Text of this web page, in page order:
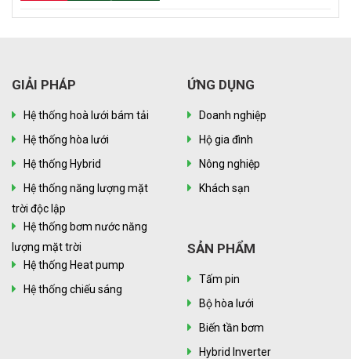
GIẢI PHÁP
Hệ thống hoà lưới bám tải
Hệ thống hòa lưới
Hệ thống Hybrid
Hệ thống năng lượng mặt
trời độc lập
Hệ thống bơm nước năng
lượng mặt trời
Hệ thống Heat pump
Hệ thống chiếu sáng
ỨNG DỤNG
Doanh nghiệp
Hộ gia đình
Nông nghiệp
Khách sạn
SẢN PHẨM
Tấm pin
Bộ hòa lưới
Biến tần bơm
Hybrid Inverter